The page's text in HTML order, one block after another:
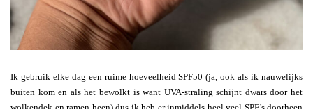
Ik gebruik elke dag een ruime hoeveelheid SPF50 (ja, ook als ik nauwelijks
buiten kom en als het bewolkt is want UVA-straling schijnt dwars door het